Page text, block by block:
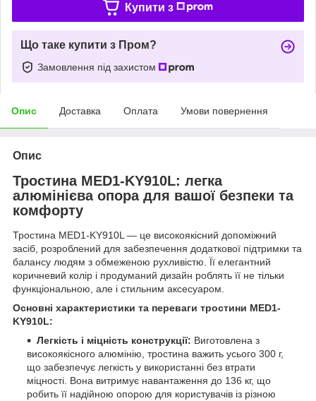
Купити з
Що таке купити з Пром?
Замовлення під захистом
Опис Доставка Оплата Умови повернення
Опис
Тростина MED1-KY910L: легка
алюмінієва опора для вашої безпеки та
комфорту
Тростина MED1-KY910L — це високоякісний допоміжний
засіб, розроблений для забезпечення додаткової підтримки та
балансу людям з обмеженою рухливістю. Її елегантний
коричневий колір і продуманий дизайн роблять її не тільки
функціональною, але і стильним аксесуаром.
Основні характеристики та переваги тростини MED1-
KY910L:
Легкість і міцність конструкції: Виготовлена з
високоякісного алюмінію, тростина важить усього 300 г,
що забезпечує легкість у використанні без втрати
міцності. Вона витримує навантаження до 136 кг, що
робить її надійною опорою для користувачів із різною